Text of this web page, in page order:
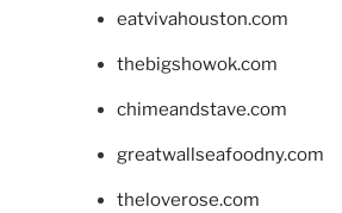
eatvivahouston.com
thebigshowok.com
chimeandstave.com
greatwallseafoodny.com
theloverose.com